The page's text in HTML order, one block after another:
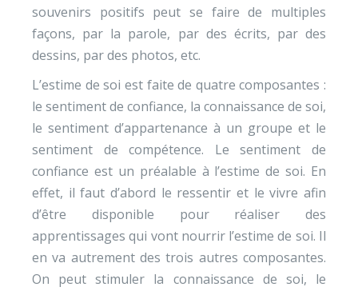
souvenirs positifs peut se faire de multiples
façons, par la parole, par des écrits, par des
dessins, par des photos, etc.
L’estime de soi est faite de quatre composantes :
le sentiment de confiance, la connaissance de soi,
le sentiment d’appartenance à un groupe et le
sentiment de compétence. Le sentiment de
confiance est un préalable à l’estime de soi. En
effet, il faut d’abord le ressentir et le vivre afin
d’être disponible pour réaliser des
apprentissages qui vont nourrir l’estime de soi. Il
en va autrement des trois autres composantes.
On peut stimuler la connaissance de soi, le